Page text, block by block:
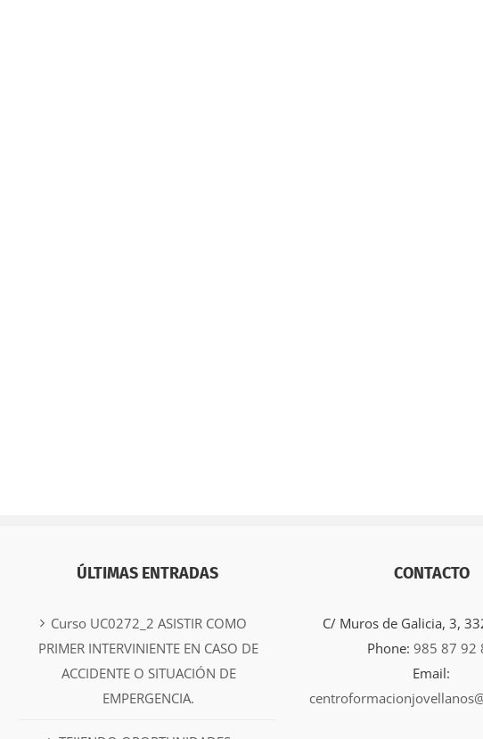
ÚLTIMAS ENTRADAS
Curso UC0272_2 ASISTIR COMO
PRIMER INTERVINIENTE EN CASO DE
ACCIDENTE O SITUACIÓN DE
EMPERGENCIA.
CONTACTO
C/ Muros de Galicia, 3,
Phone: 985 87 92
Email: